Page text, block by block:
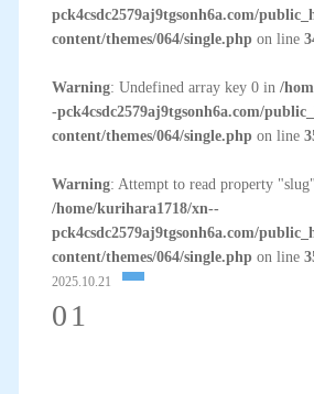
pck4csdc2579aj9tgsonh6a.com/
content/themes/064/single.phpon line
Warning: Undefined array key 0 in /
-pck4csdc2579aj9tgsonh6a.com/
content/themes/064/single.phpon line
Warning: Attempt to read property
/home/kurihara1718/xn--
pck4csdc2579aj9tgsonh6a.com/
content/themes/064/single.phpon line
2025.10.21
01